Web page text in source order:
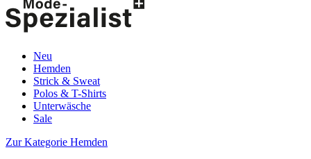
Neu
Hemden
Strick & Sweat
Polos & T-Shirts
Unterwäsche
Sale
Zur Kategorie Hemden